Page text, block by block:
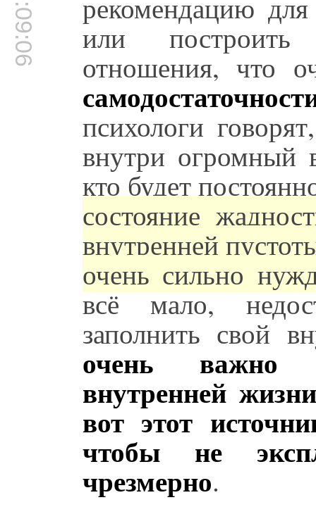
00:09:06 рекомендацию
или построить
отношения, что
психологи
внутри огромный
кто будет
состояние
внутренней
очень сильно
всё мало,
заполнить свой
очень важно
внутренней
вот этот
чтобы не
чрезмерно.